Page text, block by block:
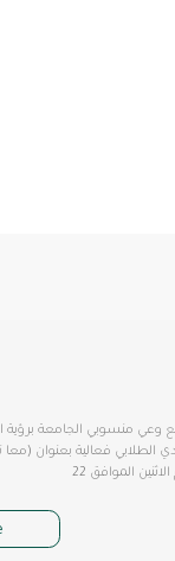
وعي منسوبي الجامعة برؤية
نفذ النادي الطلابي فعالية بعنوان
الموافق 22